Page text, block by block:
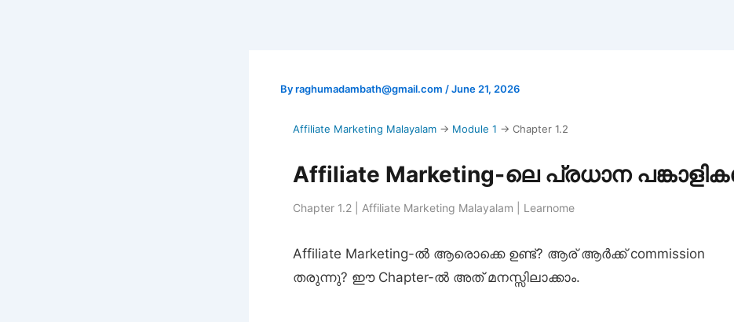
Byraghumadambath@gmail.com /June 21, 2026
Affiliate Marketing Malayalam → Module 1 → Chapter 1.2
Affiliate Marketing-ലെ പ്രധാന
Chapter 1.2 | Affiliate Marketing Malayalam | Learnome
Affiliate Marketing-ൽ ആരൊക്കെ ഉണ്ട്? ആര് ആർക്ക് commission
തരുന്നു? ഈ Chapter-ൽ അത് മനസ്സിലാക്കാം.